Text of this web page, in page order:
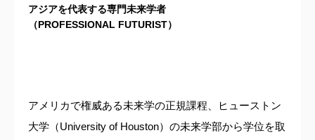
アジアを代表する専門未来学者
（PROFESSIONAL FUTURIST）
アメリカで権威ある未来学の正規課程、ヒューストン
大学（University of Houston）の未来学部から学位を取